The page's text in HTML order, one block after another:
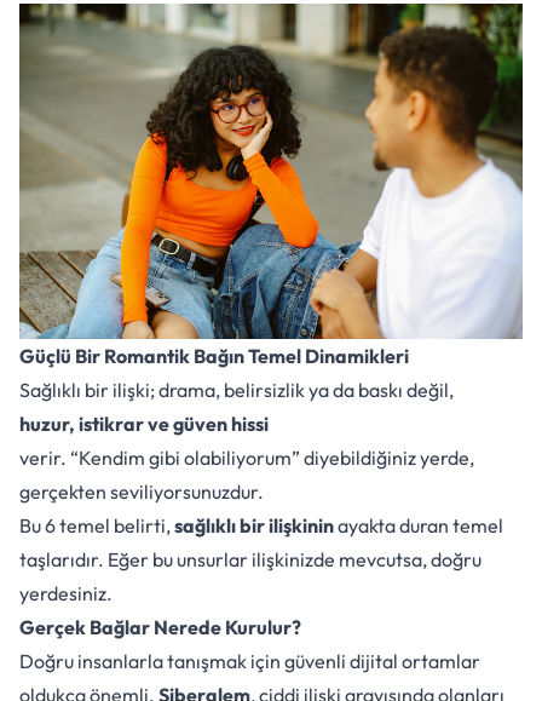
Güçlü Bir Romantik Bağın Temel Dinamikleri
Sağlıklı bir ilişki; drama, belirsizlik ya da baskı değil,
huzur, istikrar ve güven hissi
verir. “Kendim gibi olabiliyorum” diyebildiğiniz yerde,
gerçekten seviliyorsunuzdur.
Bu 6 temel belirti,sağlıklı bir ilişkininayakta duran temel
taşlarıdır. Eğer bu unsurlar ilişkinizde mevcutsa, doğru
yerdesiniz.
Gerçek Bağlar Nerede Kurulur?
Doğru insanlarla tanışmak için güvenli dijital ortamlar
oldukça önemli. Siberalem, ciddi ilişki arayışında olanları